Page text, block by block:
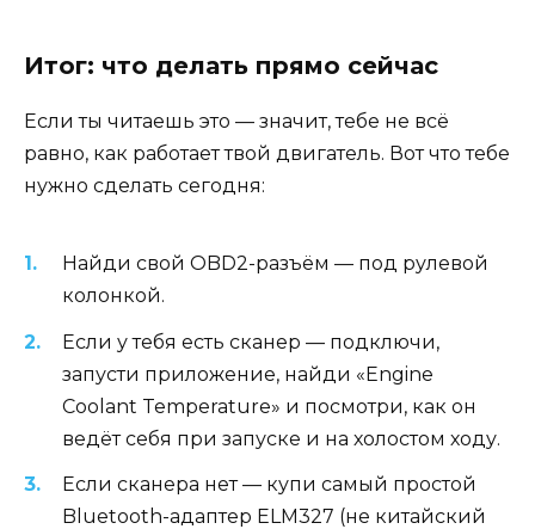
Итог: что делать прямо сейчас
Если ты читаешь это — значит, тебе не всё
равно, как работает твой двигатель. Вот что тебе
нужно сделать сегодня:
Найди свой OBD2-разъём — под рулевой
колонкой.
Если у тебя есть сканер — подключи,
запусти приложение, найди «Engine
Coolant Temperature» и посмотри, как он
ведёт себя при запуске и на холостом ходу.
Если сканера нет — купи самый простой
Bluetooth-адаптер ELM327 (не китайский